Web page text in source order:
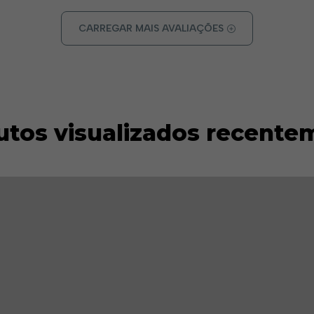
CARREGAR MAIS AVALIAÇÕES
visualizados